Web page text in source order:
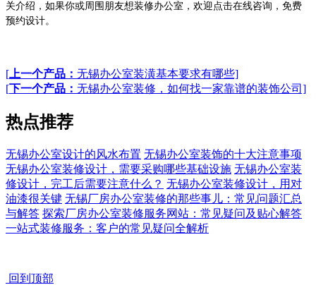
关介绍，如果你或周围朋友想装修办公室，欢迎点击在线咨询，免费
预约设计。
[上一个产品： 无锡办公室装潢基本要求有哪些]
[ 下一个产品： 无锡办公室装修，如何找一家靠谱的装饰公司]
热点推荐
无锡办公室设计的风水布置 无锡办公室装饰的十大注意事项
无锡办公室装修设计，需要采购哪些基础设施 无锡办公室装
修设计，完工后需要注意什么？ 无锡办公室装修设计，用对
油漆很关键 无锡厂房办公室装修的那些事儿：常见问题汇总
与解答 探索厂房办公室装修服务网站：常见疑问及贴心解答
一站式装修服务：客户的常见疑问全解析
回到顶部